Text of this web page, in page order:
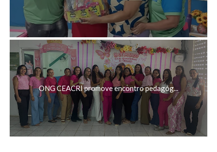
ONG CEACRI promove encontro pedagóg...